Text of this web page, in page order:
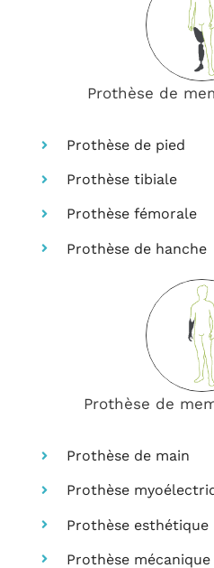
Prothèse de
Prothèse de pied
Prothèse tibiale
Prothèse fémorale
Prothèse de hanche
Prothèse de
Prothèse de main
Prothèse
Prothèse esthétique
Prothèse mécanique